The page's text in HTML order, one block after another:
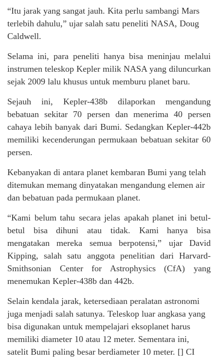
“Itu jarak yang sangat jauh. Kita perlu sambangi Mars
terlebih dahulu,” ujar salah satu peneliti NASA, Doug
Caldwell.
Selama ini, para peneliti hanya bisa meninjau melalui
instrumen teleskop Kepler milik NASA yang diluncurkan
sejak 2009 lalu khusus untuk memburu planet baru.
Sejauh ini, Kepler-438b dilaporkan mengandung
bebatuan sekitar 70 persen dan menerima 40 persen
cahaya lebih banyak dari Bumi. Sedangkan Kepler-442b
memiliki kecenderungan permukaan bebatuan sekitar 60
persen.
Kebanyakan di antara planet kembaran Bumi yang telah
ditemukan memang dinyatakan mengandung elemen air
dan bebatuan pada permukaan planet.
“Kami belum tahu secara jelas apakah planet ini betul-
betul bisa dihuni atau tidak. Kami hanya bisa
mengatakan mereka semua berpotensi,” ujar David
Kipping, salah satu anggota penelitian dari Harvard-
Smithsonian Center for Astrophysics (CfA) yang
menemukan Kepler-438b dan 442b.
Selain kendala jarak, ketersediaan peralatan astronomi
juga menjadi salah satunya. Teleskop luar angkasa yang
bisa digunakan untuk mempelajari eksoplanet harus
memiliki diameter 10 atau 12 meter. Sementara ini,
satelit Bumi paling besar berdiameter 10 meter. [] CI